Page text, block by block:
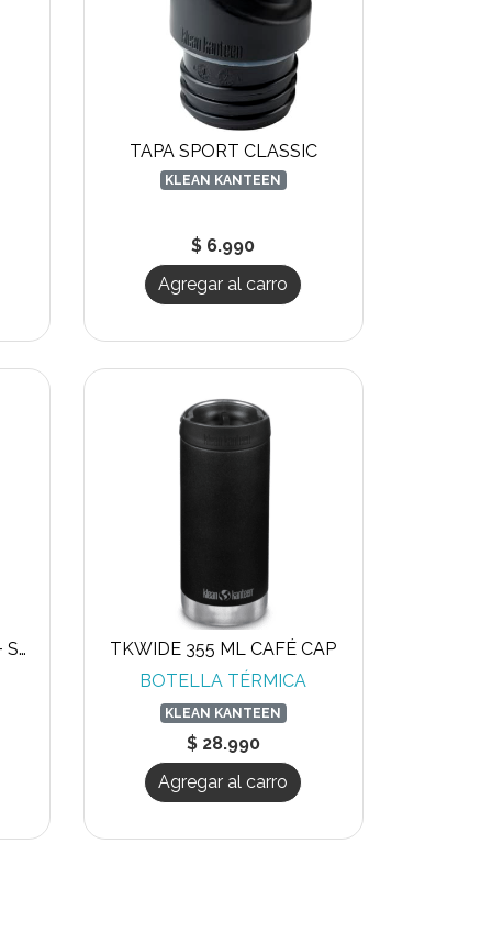
TAPA SPORT CLASSIC
KLEAN KANTEEN
$ 6.990
Agregar al carro
TK WIDE 355 ML TWIST + STRAW
TKWIDE 355 ML CAFÉ CAP
BOTELLA TÉRMICA
KLEAN KANTEEN
$ 28.990
Agregar al carro